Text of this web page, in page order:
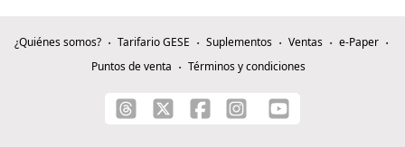
¿Quiénes somos? Tarifario GESE Suplementos Ventas
e-Paper
Puntos de venta
Términos y condiciones